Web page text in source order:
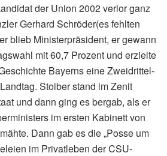
der Union 2002 verlor ganz
Gerhard Schröder(es fehlten
blieb Ministerpräsident, er gewann
mit 60,7 Prozent und erzielte
Bayerns eine Zweidrittel-
Stoiber stand im Zenit
und dann ging es bergab, als er
im ersten Kabinett von
Dann gab es die „Posse um
im Privatleben der CSU-